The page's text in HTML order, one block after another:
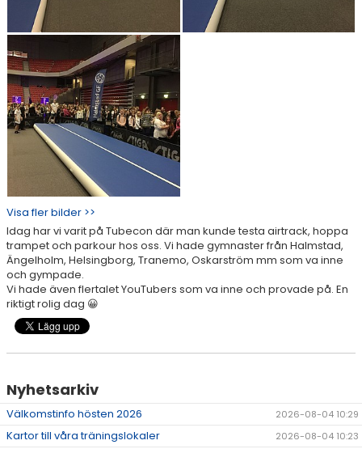
Visa fler bilder >>
Idag har vi varit på Tubecon där man kunde testa airtrack, hoppa
trampet och parkour hos oss. Vi hade gymnaster från Halmstad,
Ängelholm, Helsingborg, Tranemo, Oskarström mm som va inne
och gympade.
Vi hade även flertalet YouTubers som va inne och provade på. En
riktigt rolig dag 😀
Nyhetsarkiv
Välkomstinfo hösten 2026 2026-08-04 10:29
Kartor till våra träningslokaler 2026-08-04 10:23